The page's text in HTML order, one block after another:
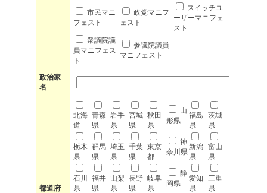
市民マニ
フェスト
政党マニフ
ェスト
スイッチユ
ーザーマニフェ
スト
衆議院議
員マニフェス
ト
参議院議員
マニフェスト
政治家
名
都道府
北海
道
青森
県
岩手
県
宮城
県
秋田
県
山
形県
福島
県
茨城
県
栃木
県
群馬
県
埼玉
県
千葉
県
東京
都
神
奈川県
新潟
県
富山
県
石川
県
福井
県
山梨
県
長野
県
岐阜
県
静
岡県
愛知
県
三重
県